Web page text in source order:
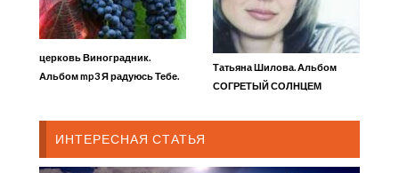
церковь Виноградник.
Альбом mp3 Я радуюсь Тебе.
Татьяна Шилова. Альбом
СОГРЕТЫЙ СОЛНЦЕМ
ИНТЕРЕСНАЯ СТАТЬЯ